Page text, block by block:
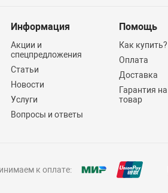
Информация
Акции и
спецпредложения
Статьи
Новости
Услуги
Вопросы и ответы
Помощь
Как купить?
Оплата
Доставка
Гарантия на
товар
к оплате: